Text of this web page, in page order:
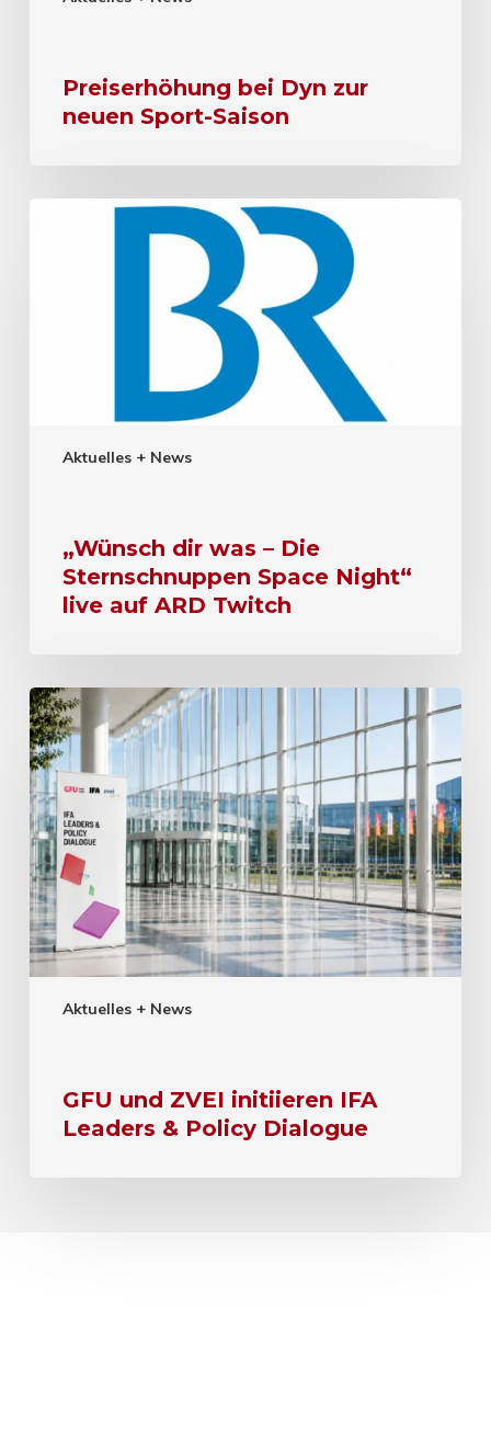
Preiserhöhung bei Dyn zur
neuen Sport-Saison
Aktuelles + News
„Wünsch dir was – Die
Sternschnuppen Space Night“
live auf ARD Twitch
Aktuelles + News
GFU und ZVEI initiieren IFA
Leaders & Policy Dialogue